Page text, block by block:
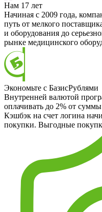
Нам 17 лет
Начиная с 2009 года,
путь от мелкого
и оборудования до
рынке медицинского
Экономьте с БазисРублями
Внутренней валютой
оплачивать до 2% от
Кэшбэк на счет логина
покупки. Выгодные